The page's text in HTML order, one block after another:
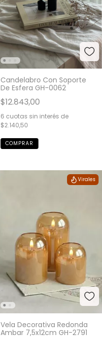
Candelabro Con Soporte
De Esfera GH-0062
$12.843,00
6 cuotas sin interés de
$2.140,50
Virales
Vela Decorativa Redonda
Ambar 7,5x12cm GH-2791